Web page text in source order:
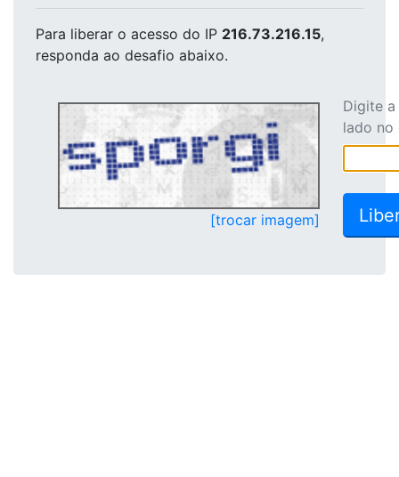
Para liberar o acesso do IP 216.73.216.15,
responda ao desafio abaixo.
[trocar imagem]
Digite
lado no